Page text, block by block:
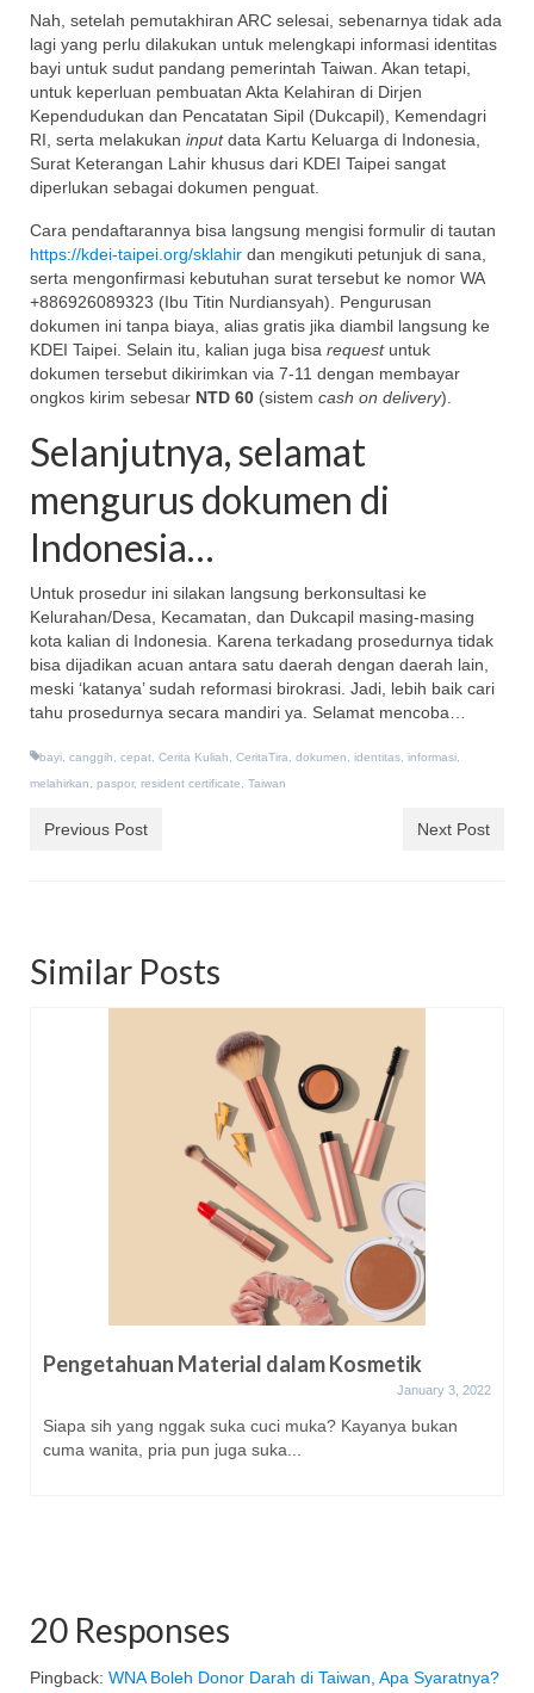
Nah, setelah pemutakhiran ARC selesai, sebenarnya tidak ada
lagi yang perlu dilakukan untuk melengkapi informasi identitas
bayi untuk sudut pandang pemerintah Taiwan. Akan tetapi,
untuk keperluan pembuatan Akta Kelahiran di Dirjen
Kependudukan dan Pencatatan Sipil (Dukcapil), Kemendagri
RI, serta melakukan inputdata Kartu Keluarga di Indonesia,
Surat Keterangan Lahir khusus dari KDEI Taipei sangat
diperlukan sebagai dokumen penguat.
Cara pendaftarannya bisa langsung mengisi formulir di tautan
https://kdei-taipei.org/sklahir dan mengikuti petunjuk di sana,
serta mengonfirmasi kebutuhan surat tersebut ke nomor WA
+886926089323 (Ibu Titin Nurdiansyah). Pengurusan
dokumen ini tanpa biaya, alias gratis jika diambil langsung ke
KDEI Taipei. Selain itu, kalian juga bisa requestuntuk
dokumen tersebut dikirimkan via 7-11 dengan membayar
ongkos kirim sebesar NTD 60 (sistem cash on delivery).
Selanjutnya, selamat
mengurus dokumen di
Indonesia…
Untuk prosedur ini silakan langsung berkonsultasi ke
Kelurahan/Desa, Kecamatan, dan Dukcapil masing-masing
kota kalian di Indonesia. Karena terkadang prosedurnya tidak
bisa dijadikan acuan antara satu daerah dengan daerah lain,
meski ‘katanya’ sudah reformasi birokrasi. Jadi, lebih baik cari
tahu prosedurnya secara mandiri ya. Selamat mencoba…
bayi, canggih, cepat, Cerita Kuliah, CeritaTira, dokumen, identitas, informasi,
melahirkan, paspor, resident certificate, Taiwan
Previous Post Next Post
Similar Posts
Pengetahuan Material dalam Kosmetik
January 3, 2022
Siapa sih yang nggak suka cuci muka? Kayanya bukan
cuma wanita, pria pun juga suka...
20 Responses
Pingback: WNA Boleh Donor Darah di Taiwan, Apa Syaratnya?